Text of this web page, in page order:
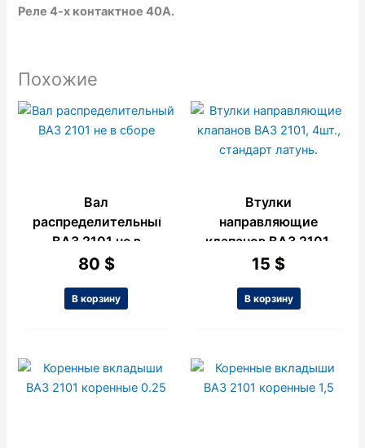
Реле 4-х контактное 40А.
Похожие
Вал
распределительный
ВАЗ 2101 не в
сборе
80 $
В корзину
Втулки
направляющие
клапанов ВАЗ 2101,
4шт., стандарт
15 $
В корзину